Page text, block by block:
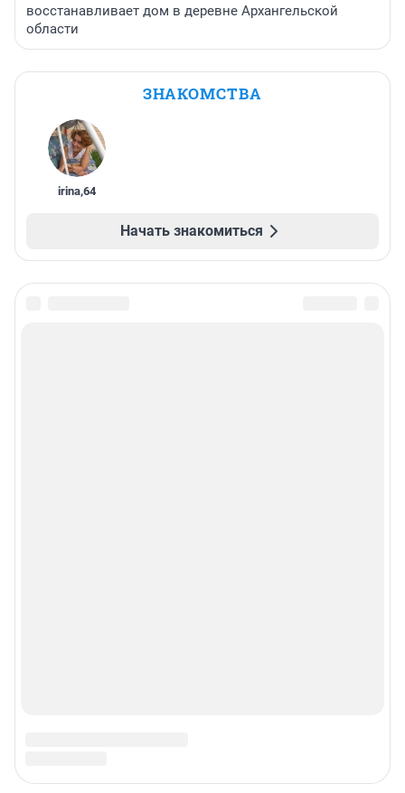
восстанавливает дом в деревне Архангельской
области
ЗНАКОМСТВА
irina,64
Начать знакомиться